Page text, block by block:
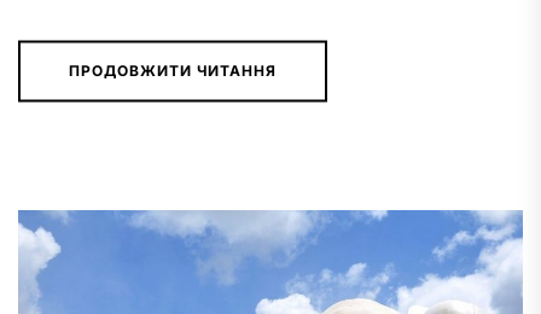
ПРОДОВЖИТИ ЧИТАННЯ